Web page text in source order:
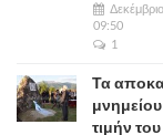
09:50
1
Τα
τιμήν